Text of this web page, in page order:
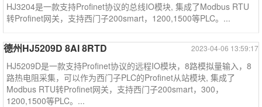
HJ3204是一款支持Profinet协议的总线IO模块, 集成了Modbus RTU
转Profinet网关，支持西门子200smart，1200,1500等PLC。...
2023-04-06 13:59:17
德州HJ5209D 8AI 8RTD
HJ5209D是一款支持Profinet协议的远程IO模块，8路模拟量输入，8
路热电阻采集，可以作为西门子PLC的Profinet从站模块, 集成了
Modbus RTU转Profinet网关，支持西门子200smart，300，
1200,1500等PLC。...